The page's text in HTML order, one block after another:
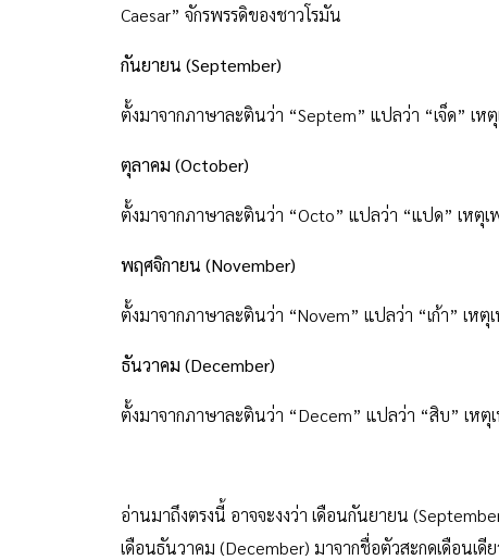
Caesar” จักรพรรดิของชาวโรมัน
กันยายน (September)
ตั้งมาจากภาษาละตินว่า “Septem” แปลว่า “เจ็ด” เห
ตุลาคม (October)
ตั้งมาจากภาษาละตินว่า “Octo” แปลว่า “แปด” เหตุเ
พฤศจิกายน (November)
ตั้งมาจากภาษาละตินว่า “Novem” แปลว่า “เก้า” เห
ธันวาคม (December)